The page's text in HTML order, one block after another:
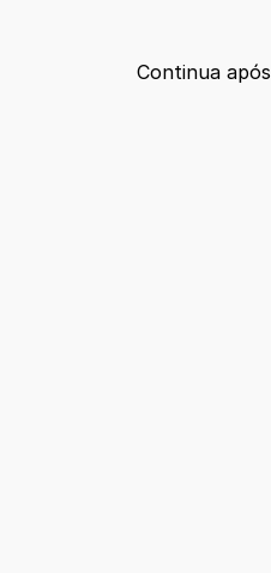
Continua